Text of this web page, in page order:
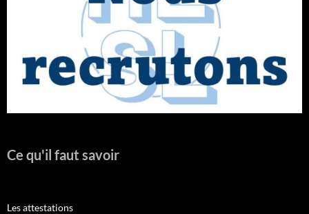
Ce qu'il faut savoir
Les attestations